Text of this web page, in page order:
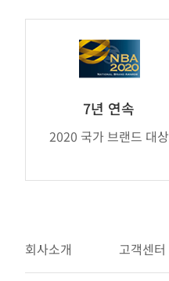
7년 연속
2020 국가 브랜드 대상
회사소개 고객센터